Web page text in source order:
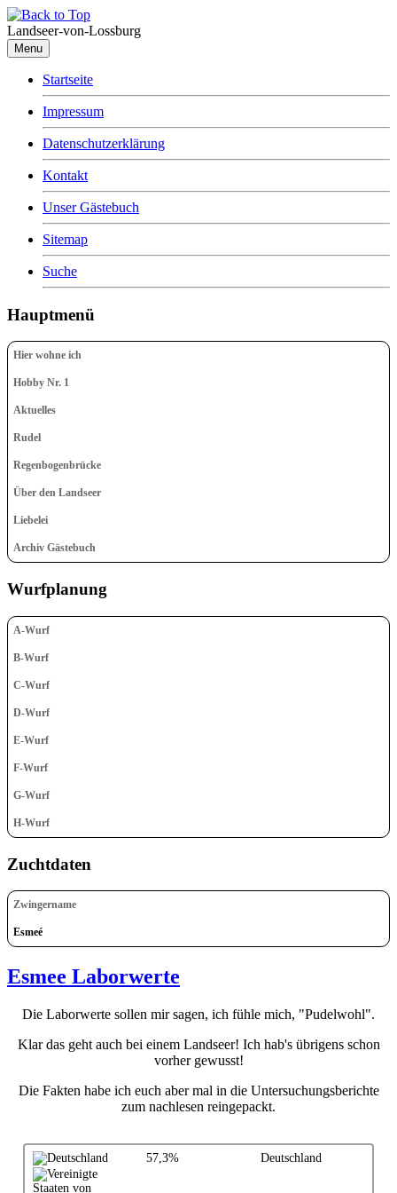
Landseer-von-Lossburg
Menu
Startseite
Impressum
Datenschutzerklärung
Kontakt
Unser Gästebuch
Sitemap
Suche
Hauptmenü
Hier wohne ich
Hobby Nr. 1
Aktuelles
Rudel
Regenbogenbrücke
Über den Landseer
Liebelei
Archiv Gästebuch
Wurfplanung
A-Wurf
B-Wurf
C-Wurf
D-Wurf
E-Wurf
F-Wurf
G-Wurf
H-Wurf
Zuchtdaten
Zwingername
Esmeé
Esmee Laborwerte
Die Laborwerte sollen mir sagen, ich fühle mich, "Pudelwohl".
Klar das geht auch bei einem Landseer! Ich hab's übrigens schon
vorher gewusst!
Die Fakten habe ich euch aber mal in die Untersuchungsberichte
zum nachlesen reingepackt.
57,3% Deutschland